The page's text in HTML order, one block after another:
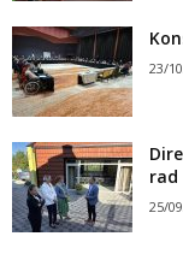
23/
rad
25/